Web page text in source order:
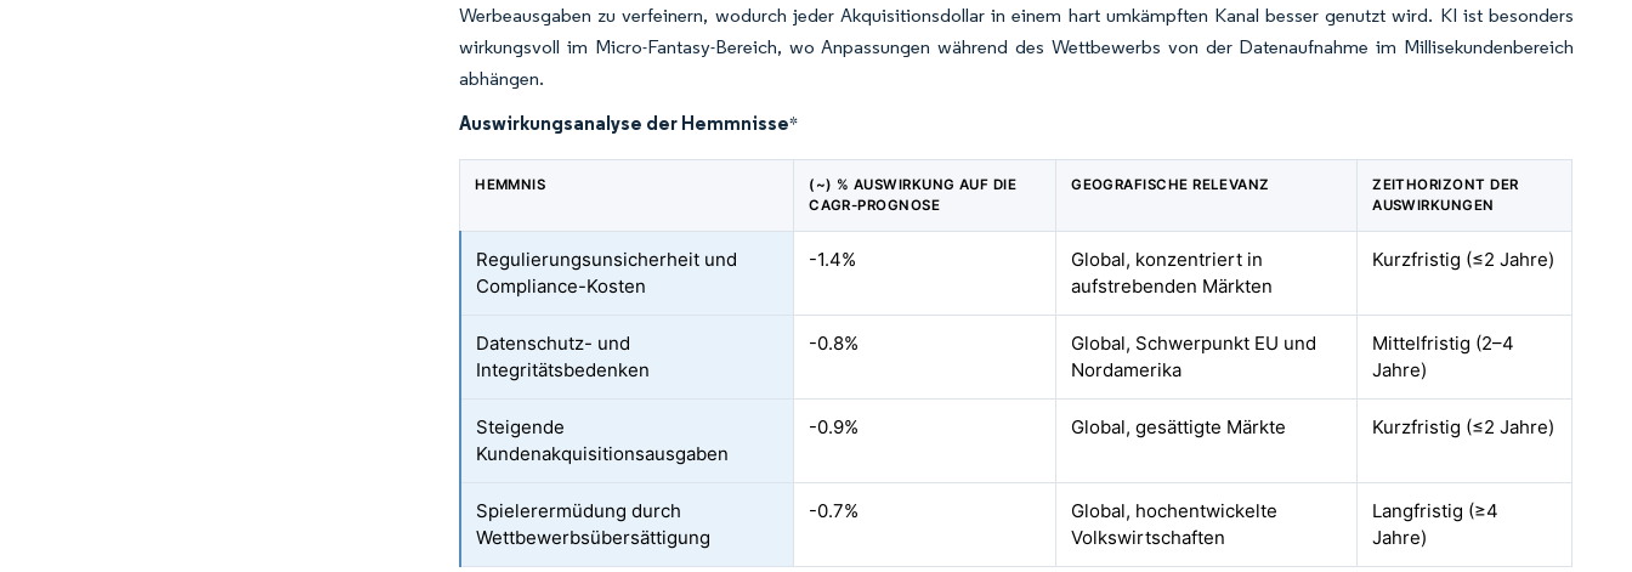
Werbeausgaben zu verfeinern, wodurch jeder Akquisitionsdollar in einem hart umkämpften Kanal besser genutzt wird. KI ist besonders
wirkungsvoll im Micro-Fantasy-Bereich, wo Anpassungen während des Wettbewerbs von der Datenaufnahme im Millisekundenbereich
abhängen.
Auswirkungsanalyse der Hemmnisse*
HEMMNIS
(~) % AUSWIRKUNG AUF DIE
CAGR-PROGNOSE
GEOGRAFISCHE RELEVANZ
ZEITHORIZONT DER
AUSWIRKUNGEN
Regulierungsunsicherheit und
Compliance-Kosten
-1.4%
Global, konzentriert in
aufstrebenden Märkten
Kurzfristig (≤2 Jahre)
Datenschutz- und
Integritätsbedenken
-0.8%
Global, Schwerpunkt EU und
Nordamerika
Mittelfristig (2–4
Jahre)
Steigende
Kundenakquisitionsausgaben
-0.9% Global, gesättigte Märkte Kurzfristig (≤2 Jahre)
Spielerermüdung durch
Wettbewerbsübersättigung
-0.7%
Global, hochentwickelte
Volkswirtschaften
Langfristig (≥4
Jahre)